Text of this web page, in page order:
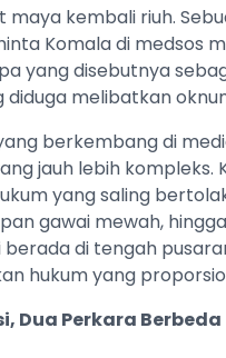
maya kembali riuh.
Komala di medsos
yang disebutnya
diduga melibatkan
berkembang di
jauh lebih kompleks.
yang saling
gawai mewah,
berada di tengah
hukum yang
Dua Perkara Berbeda